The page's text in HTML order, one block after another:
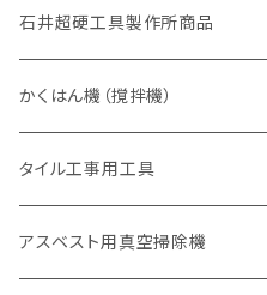
セグメント（特殊凸凹加工チップ
一般道路カッター用
埋設鋳鉄管工事対応タイプ
セグメントタイプ
セグメント（特殊凸凹加工チップ
アスファルト切断用
一般道路カッター用
一般道路カッター用
355mm（14インチ）
305mm（12インチ）
355mm（14インチ）
非金属用
305mm（12インチ）
355mm（14インチ）
石井超硬工具製作所商品
押し切り（タイル切断機）
本体
替え刃
電動切断機
本体
ブリック＆ブロック用切断機
かくはん機（撹拌機）
本体
低速回転
付属品
タイル工事用工具
手動工具
アスベスト用真空掃除機